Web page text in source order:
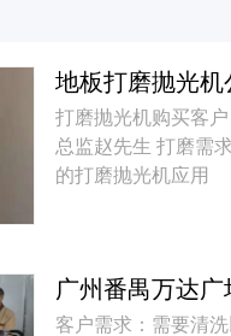
打磨抛光机购买客
总监赵先生 打磨需
的打磨抛光机应用
客户需求：需要清